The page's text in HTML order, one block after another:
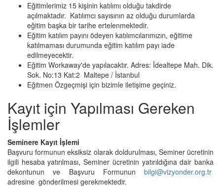
Eğitimlerimiz 15 kişinin katılımı olduğu takdirde
açılmaktadır. Katılımcı sayısının az olduğu durumlarda
eğitim başka bir tarihe ertelenmektedir.
Eğitim katılım payını ödeyen katılımcılarımızın, eğitime
katılmaması durumunda eğitim katılım payı iade
edilmeyecektir.
Eğitim Workaway'de yapılacaktır. Adres: İdealtepe Mah. Dik.
Sok. No:13 Kat:2 Maltepe / İstanbul
Eğitmen Özgeçmişi için bizimle iletişime geçiniz.
Kayıt için Yapılması Gereken
İşlemler
Seminere Kayıt İşlemi
Başvuru formunun eksiksiz olarak doldurulması, Seminer ücretinin
ilgili hesaba yatırılması, Seminer ücretinin yatırıldığına dair banka
dekontunun ve Başvuru Formunun bilgi@vizyonder.org.tr
adresine gönderilmesi gerekmektedir.